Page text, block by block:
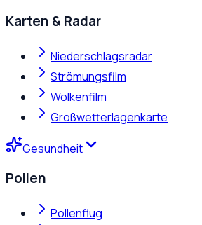
Karten & Radar
Niederschlagsradar
Strömungsfilm
Wolkenfilm
Großwetterlagenkarte
Gesundheit
Pollen
Pollenflug